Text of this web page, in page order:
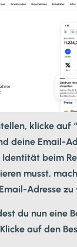
klicke auf “
deine Email-
beim
musst,
Adresse zu
du nun eine
auf den